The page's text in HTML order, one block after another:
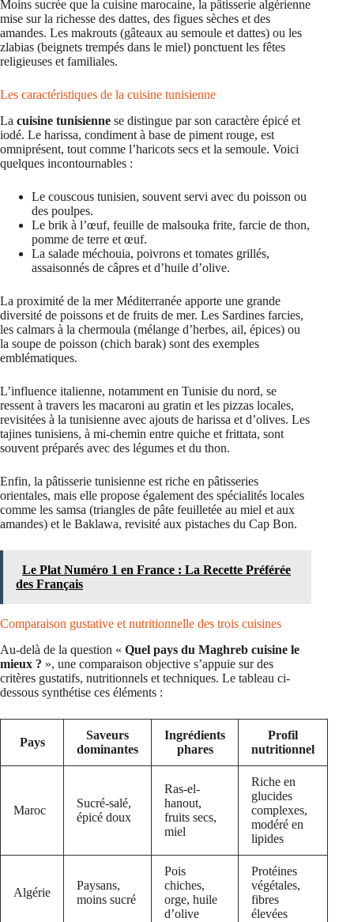
Moins sucrée que la cuisine marocaine, la pâtisserie algérienne
mise sur la richesse des dattes, des figues sèches et des
amandes. Les makrouts (gâteaux au semoule et dattes) ou les
zlabias (beignets trempés dans le miel) ponctuent les fêtes
religieuses et familiales.
Les caractéristiques de la cuisine tunisienne
La cuisine tunisienne se distingue par son caractère épicé et
iodé. Le harissa, condiment à base de piment rouge, est
omniprésent, tout comme l’haricots secs et la semoule. Voici
quelques incontournables :
Le couscous tunisien, souvent servi avec du poisson ou
des poulpes.
Le brik à l’œuf, feuille de malsouka frite, farcie de thon,
pomme de terre et œuf.
La salade méchouia, poivrons et tomates grillés,
assaisonnés de câpres et d’huile d’olive.
La proximité de la mer Méditerranée apporte une grande
diversité de poissons et de fruits de mer. Les Sardines farcies,
les calmars à la chermoula (mélange d’herbes, ail, épices) ou
la soupe de poisson (chich barak) sont des exemples
emblématiques.
L’influence italienne, notamment en Tunisie du nord, se
ressent à travers les macaroni au gratin et les pizzas locales,
revisitées à la tunisienne avec ajouts de harissa et d’olives. Les
tajines tunisiens, à mi-chemin entre quiche et frittata, sont
souvent préparés avec des légumes et du thon.
Enfin, la pâtisserie tunisienne est riche en pâtisseries
orientales, mais elle propose également des spécialités locales
comme les samsa (triangles de pâte feuilletée au miel et aux
amandes) et le Baklawa, revisité aux pistaches du Cap Bon.
Le Plat Numéro 1 en France : La Recette Préférée
des Français
Comparaison gustative et nutritionnelle des trois cuisines
Au-delà de la question « Quel pays du Maghreb cuisine le
mieux ? », une comparaison objective s’appuie sur des
critères gustatifs, nutritionnels et techniques. Le tableau ci-
dessous synthétise ces éléments :
Pays
Saveurs
dominantes
Ingrédients
phares
Profil
nutritionnel
Maroc
Sucré-salé,
épicé doux
Ras-el-
hanout,
fruits secs,
miel
Riche en
glucides
complexes,
modéré en
lipides
Algérie
Paysans,
moins sucré
Pois
chiches,
orge, huile
d’olive
Protéines
végétales,
fibres
élevées